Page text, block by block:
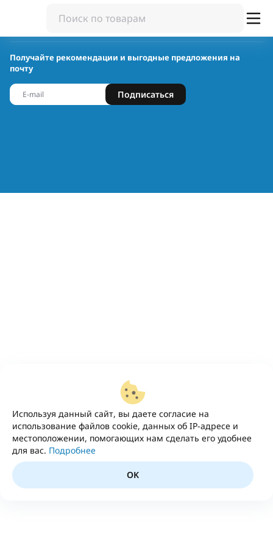
Используя данный сайт, вы даете согласие на
использование файлов cookie, данных об IP-адресе и
местоположении, помогающих нам сделать его удобнее
для вас. Подробнее
OK
Получайте рекомендации и выгодные предложения на
почту
Подписаться